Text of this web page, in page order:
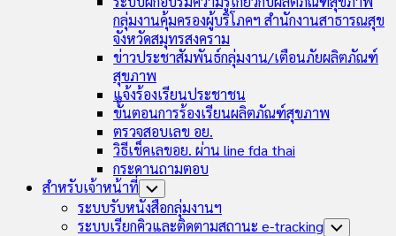
กลุ่มงานคุ้มครองผู้บริโภคฯ สำนักงานสาธารณสุข
จังหวัดสมุทรสงคราม
ข่าวประชาสัมพันธ์กลุ่มงาน/เตือนภัยผลิตภัณฑ์
สุขภาพ
แจ้งร้องเรียนประชาชน
ขั้นตอนการร้องเรียนผลิตภัณฑ์สุขภาพ
ตรวจสอบเลข อย.
วิธีเช็คเลขอย. ผ่าน line fda thai
กระดานถามตอบ
สำหรับเจ้าหน้าที่ Toggle
Child
Menu
ระบบรับหนังสือกลุ่มงานฯ
ระบบเรียกคิวและติดตามสถานะ e-tracking Toggle